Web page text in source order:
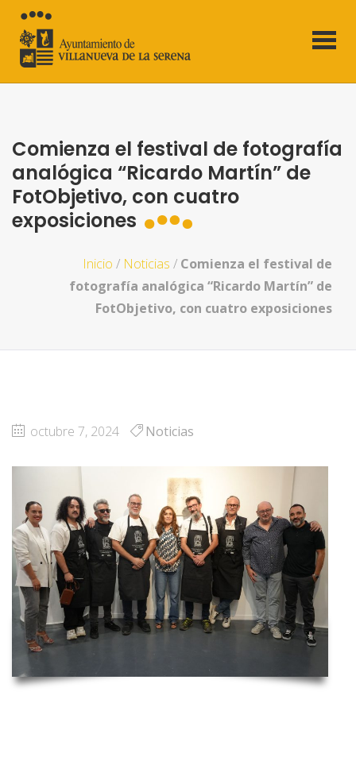
Comienza el festival de fotografía
analógica “Ricardo Martín” de
FotObjetivo, con cuatro
exposiciones
Inicio / Noticias / Comienza el festival de
fotografía analógica “Ricardo Martín” de
FotObjetivo, con cuatro exposiciones
octubre 7, 2024 Noticias